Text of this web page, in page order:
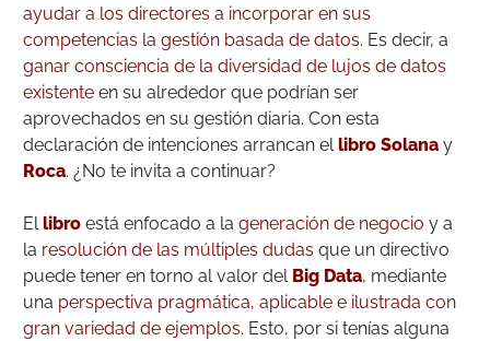
ayudar a los directores a incorporar en sus
competencias la gestión basada de datos. Es decir, a
ganar consciencia de la diversidad de lujos de datos
existente en su alrededor que podrían ser
aprovechados en su gestión diaria. Con esta
declaración de intenciones arrancan ellibro Solana y
Roca. ¿No te invita a continuar?
Ellibro está enfocado a la generación de negocio y a
la resolución de las múltiples dudas que un directivo
puede tener en torno al valor del Big Data, mediante
una perspectiva pragmática, aplicable e ilustrada con
gran variedad de ejemplos. Esto, por si tenías alguna